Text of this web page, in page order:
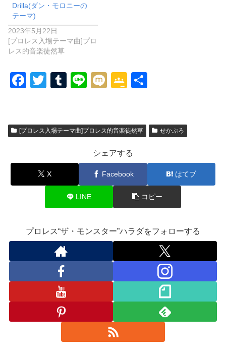
Drilla(ダン・モロニーの
テーマ)
2023年5月22日
[プロレス入場テーマ曲]プロ
レス的音楽徒然草
F
e
o
T
er
T
bl
Li
M
G
gl
Cl
a
ss
ro
o
m
[プロレス入場テーマ曲]プロレス的音楽徒然草 せかぷろ
シェアする
X Facebook はてブ
LINE コピー
プロレス“ザ・モンスター”ハラダをフォローする